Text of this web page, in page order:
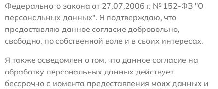
Федерального закона от 27.07.2006 г. № 152-ФЗ "О
персональных данных". Я подтверждаю, что
предоставляю данное согласие добровольно,
свободно, по собственной воле и в своих интересах.
Я также осведомлен о том, что данное согласие на
обработку персональных данных действует
бессрочно с момента предоставления моих данных и